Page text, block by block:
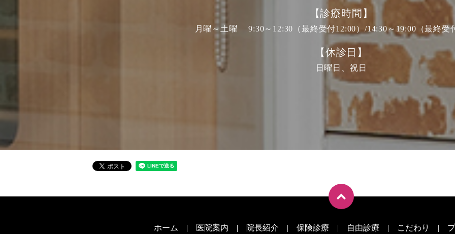
【診療時間】
月曜～土曜 9:30～12:30（最終受付12:00）/14:30～19:00（最終受
【休診日】
日曜日、祝日
ホーム 医院案内 院長紹介 保険診療 自由診療 こだわり